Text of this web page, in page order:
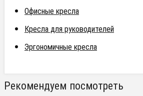
Офисные кресла
Кресла для руководителей
Эргономичные кресла
Рекомендуем посмотреть